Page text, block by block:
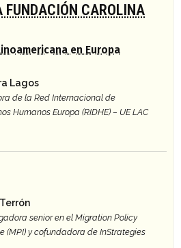
FUNDACIÓN CAROLINA
en Europa
Lagos
de la Red Internacional de
Humanos Europa (RIDHE) – UE LAC
senior en el Migration Policy
(MPI) y cofundadora de InStrategies